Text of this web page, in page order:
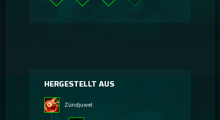
HERGESTELLT AUS
Zündjuwel